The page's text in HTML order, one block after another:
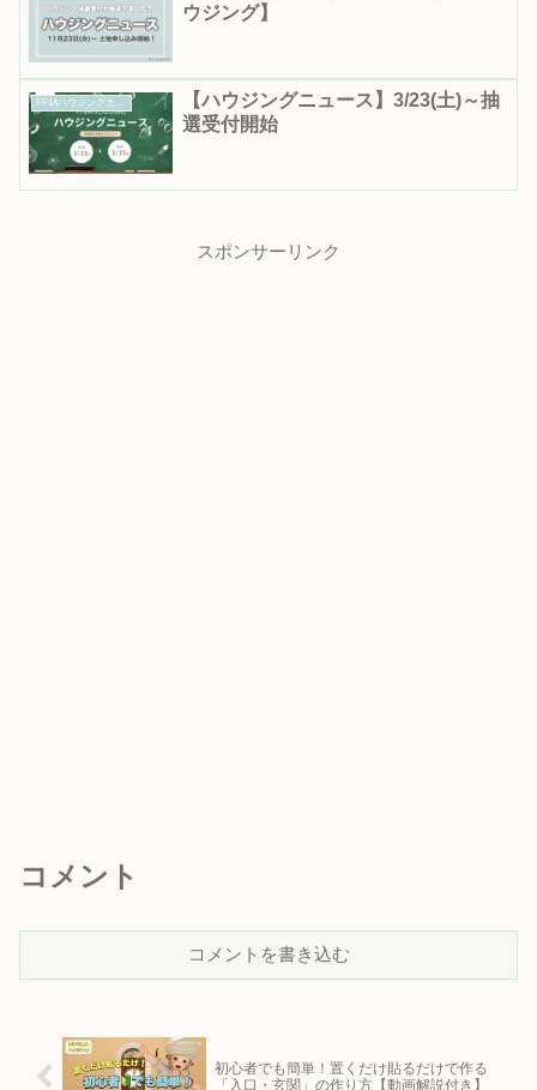
ウジング】
【ハウジングニュース】3/23(土)～抽
選受付開始
スポンサーリンク
コメント
コメントを書き込む
初心者でも簡単！置くだけ貼るだけで作る
「入口・玄関」の作り方【動画解説付き】